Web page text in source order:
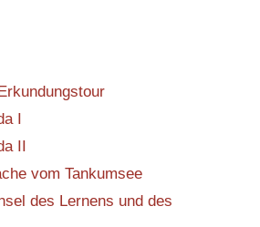
I
II
vom Tankumsee
des Lernens und des